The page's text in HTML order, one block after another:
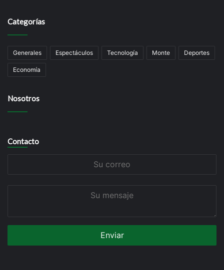
Categorías
Generales Espectáculos Tecnología Monte Deportes
Economía
Nosotros
Contacto